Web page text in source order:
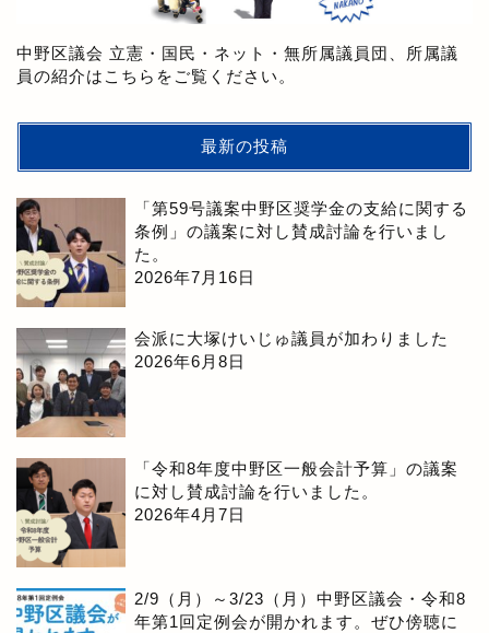
中野区議会 立憲・国民・ネット・無所属議員団、所属議
員の紹介はこちらをご覧ください。
最新の投稿
「第59号議案中野区奨学金の支給に関する
条例」の議案に対し賛成討論を行いまし
た。
2026年7月16日
会派に大塚けいじゅ議員が加わりました
2026年6月8日
「令和8年度中野区一般会計予算」の議案
に対し賛成討論を行いました。
2026年4月7日
2/9（月）～3/23（月）中野区議会・令和8
年第1回定例会が開かれます。ぜひ傍聴に